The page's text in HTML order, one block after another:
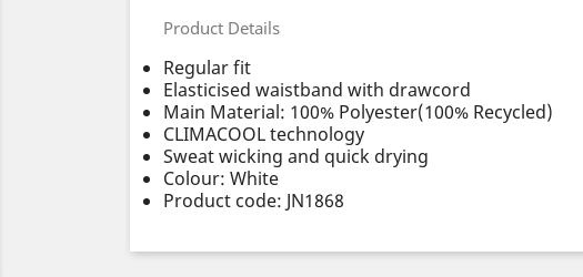
Product Details
Regular fit
Elasticised waistband with drawcord
Main Material: 100% Polyester(100% Recycled)
CLIMACOOL technology
Sweat wicking and quick drying
Colour: White
Product code: JN1868